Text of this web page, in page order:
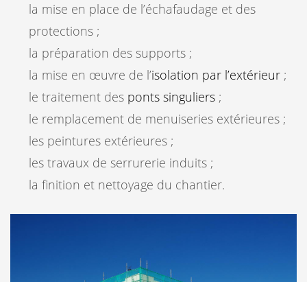
la mise en place de l’échafaudage et des
protections ;
la préparation des supports ;
la mise en œuvre de l’isolation par l’extérieur ;
le traitement des ponts singuliers ;
le remplacement de menuiseries extérieures ;
les peintures extérieures ;
les travaux de serrurerie induits ;
la finition et nettoyage du chantier.